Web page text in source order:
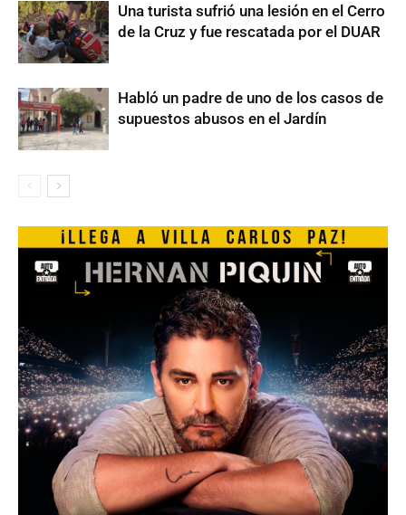
Una turista sufrió una lesión en el Cerro
de la Cruz y fue rescatada por el DUAR
Habló un padre de uno de los casos de
supuestos abusos en el Jardín